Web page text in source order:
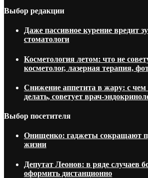
Выбор редакции
Даже пассивное курение вредит
стоматологи
Косметология летом: что не
косметолог, лазерная терапия,
Снижение аппетита в жару: с чем
делать, советует врач-
Выбор посетителя
Онищенко: гаджеты сокращают
жизни
Депутат Леонов: в ряде случаев
оформить дистанционно